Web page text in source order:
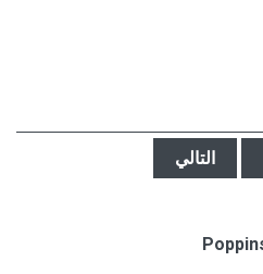
التالي